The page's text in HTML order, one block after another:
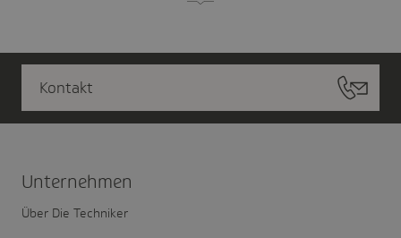
Kontakt
Unter­nehmen
Über Die Techniker